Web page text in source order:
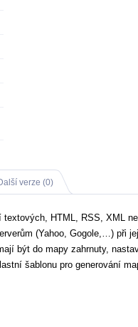
verze (0)
HTML, RSS, XML
(Yahoo, Gogole,…) při
být do mapy zahrnuty,
šablonu pro generování